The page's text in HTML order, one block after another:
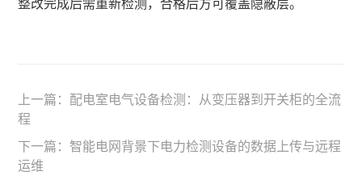
整改完成后需重新检测，合格后方可覆盖隐蔽层。
上一篇： 配电室电气设备检测：从变压器到开关柜的全流
程
下一篇： 智能电网背景下电力检测设备的数据上传与远程
运维